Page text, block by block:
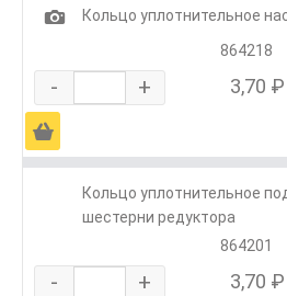
1
Кольцо уплотнительное
864218
- + 3,70 ₽
Ä
Кольцо уплотнительное
шестерни редуктора
864201
- + 3,70 ₽